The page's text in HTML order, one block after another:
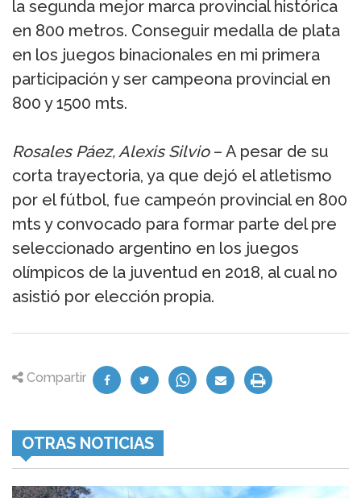
la segunda mejor marca provincial histórica
en 800 metros. Conseguir medalla de plata
en los juegos binacionales en mi primera
participación y ser campeona provincial en
800 y 1500 mts.
Rosales Páez, Alexis Silvio– A pesar de su
corta trayectoria, ya que dejó el atletismo
por el fútbol, fue campeón provincial en 800
mts y convocado para formar parte del pre
seleccionado argentino en los juegos
olímpicos de la juventud en 2018, al cual no
asistió por elección propia.
Compartir
OTRAS NOTICIAS